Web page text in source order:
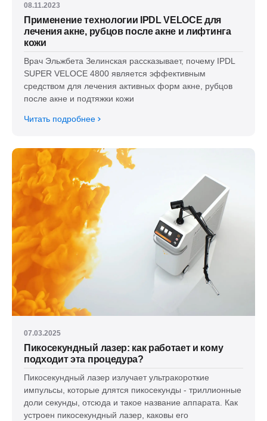
08.11.2023
Применение технологии IPDL VELOCE для
лечения акне, рубцов после акне и лифтинга
кожи
Врач Эльжбета Зелинская рассказывает, почему IPDL
SUPER VELOCE 4800 является эффективным
средством для лечения активных форм акне, рубцов
после акне и подтяжки кожи
Читать подробнее
07.03.2025
Пикосекундный лазер: как работает и кому
подходит эта процедура?
Пикосекундный лазер излучает ультракороткие
импульсы, которые длятся пикосекунды - триллионные
доли секунды, отсюда и такое название аппарата. Как
устроен пикосекундный лазер, каковы его